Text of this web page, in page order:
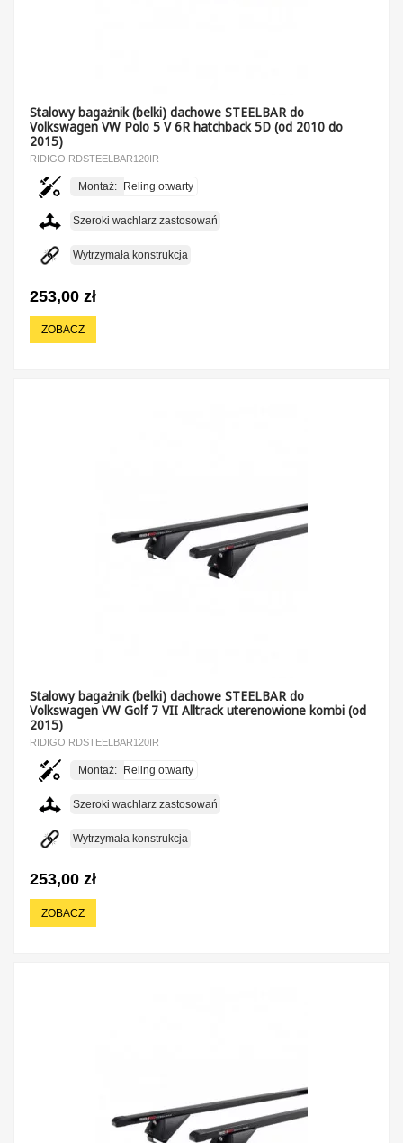
Stalowy bagażnik (belki) dachowe STEELBAR do
Volkswagen VW Polo 5 V 6R hatchback 5D (od 2010 do
2015)
RIDIGO RDSTEELBAR120IR
Montaż: Reling otwarty
Szeroki wachlarz zastosowań
Wytrzymała konstrukcja
253,00 zł
ZOBACZ
Stalowy bagażnik (belki) dachowe STEELBAR do
Volkswagen VW Golf 7 VII Alltrack uterenowione kombi (od
2015)
RIDIGO RDSTEELBAR120IR
Montaż: Reling otwarty
Szeroki wachlarz zastosowań
Wytrzymała konstrukcja
253,00 zł
ZOBACZ